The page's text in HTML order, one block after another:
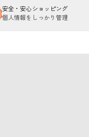
安全・安心ショッピング
個人情報をしっかり管理